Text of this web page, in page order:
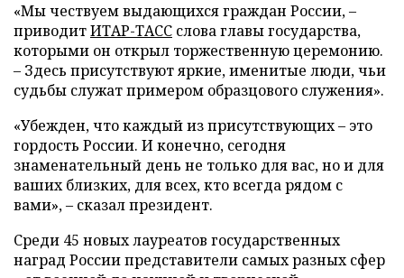
«Мы чествуем выдающихся граждан России, –
приводитИТАР-ТАСС слова главы государства,
которыми он открыл торжественную церемонию.
– Здесь присутствуют яркие, именитые люди, чьи
судьбы служат примером образцового служения».
«Убежден, что каждый из присутствующих – это
гордость России. И конечно, сегодня
знаменательный день не только для вас, но и для
ваших близких, для всех, кто всегда рядом с
вами», – сказал президент.
Среди 45 новых лауреатов государственных
наград России представители самых разных сфер